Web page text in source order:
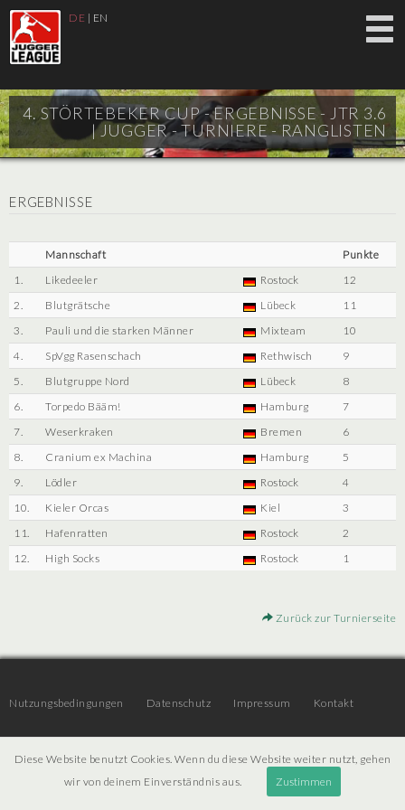
DE | EN
4. STÖRTEBEKER CUP - ERGEBNISSE - JTR 3.6
|JUGGER - TURNIERE - RANGLISTEN
ERGEBNISSE
Mannschaft
Punkte
1.
Likedeeler Rostock
12
2.
Blutgrätsche Lübeck
11
3.
Pauli und die starken Männer Mixteam
10
4.
SpVgg Rasenschach Rethwisch
9
5.
Blutgruppe Nord Lübeck
8
6.
Torpedo Bääm! Hamburg
7
7.
Weserkraken Bremen
6
8.
Cranium ex Machina Hamburg
5
9.
Lödler Rostock
4
10.
Kieler Orcas Kiel
3
11.
Hafenratten Rostock
2
12.
High Socks Rostock 1
Zurück zur Turnierseite
Nutzungsbedingungen Datenschutz Impressum Kontakt
© 2026 | JTR v3.6 |Projekt [ PI ] Internet
Diese Website benutzt Cookies. Wenn du diese Website weiter nutzt, gehen
wir von deinem Einverständnis aus.
Zustimmen